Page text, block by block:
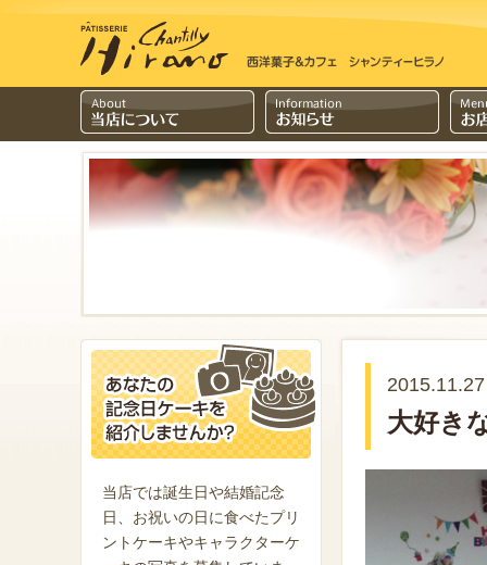
当店では誕生日や結婚記念
日、お祝いの日に食べたプリ
ントケーキやキャラクターケ
2015.11.27
大好き